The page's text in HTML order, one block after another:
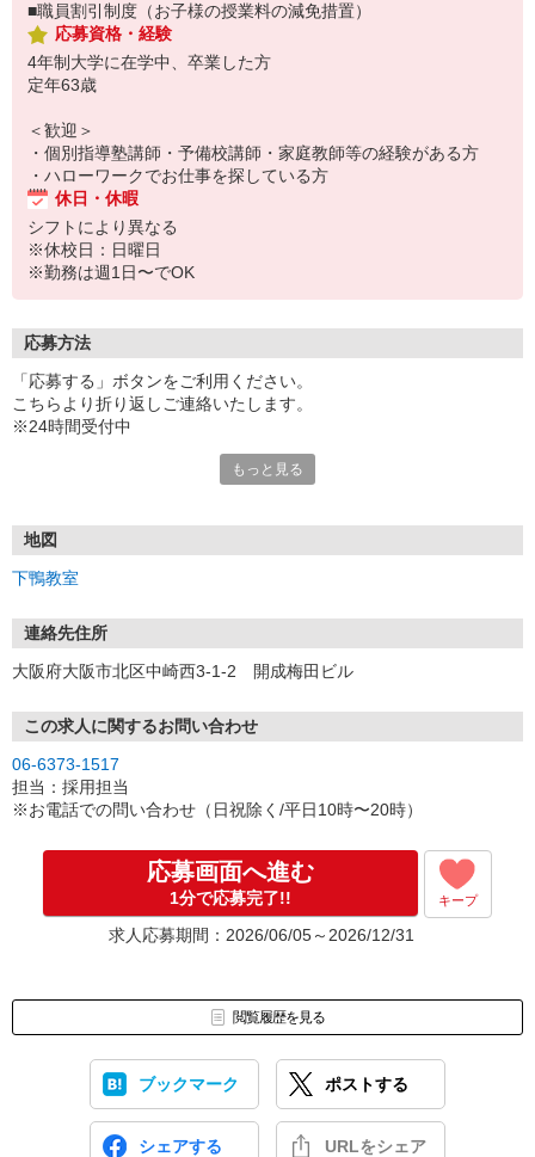
■職員割引制度（お子様の授業料の減免措置）
応募資格・経験
4年制大学に在学中、卒業した方
定年63歳
＜歓迎＞
・個別指導塾講師・予備校講師・家庭教師等の経験がある方
・ハローワークでお仕事を探している方
休日・休暇
シフトにより異なる
※休校日：日曜日
※勤務は週1日〜でOK
応募方法
「応募する」ボタンをご利用ください。
こちらより折り返しご連絡いたします。
※24時間受付中
私服参加可能となりました。
［選考プロセス］
2.お知らせメール
3.オンライン面接（Zoom）実施〜内定
※履歴書不要
※メール通知
kaisei-group@s.axol.jpまたは
fsinfo@kaisei-group.co.jp の
メールアドレスより送信
※電話でのご応募もお待ちしております。
もっと見る
地図
下鴨教室
連絡先住所
大阪府大阪市北区中崎西3-1-2 開成梅田ビル
この求人に関するお問い合わせ
06-6373-1517
担当：採用担当
※お電話での問い合わせ（日祝除く/平日10時〜20時）
応募画面へ進む
1分で応募完了!! キープ
求人応募期間：2026/06/05～2026/12/31
閲覧履歴を見る
ブックマーク ポストする
シェアする URLをシェア